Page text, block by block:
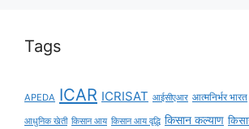
Tags
APEDA ICAR ICRISAT आईसीएआर आत्मनिर्भर भारत
आधुनिक खेती किसान आय किसान आय वृद्धि किसान कल्याण